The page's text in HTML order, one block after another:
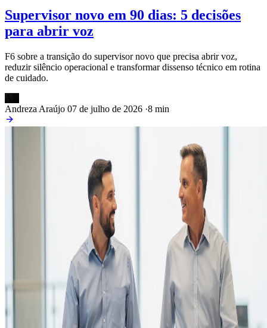
Supervisor novo em 90 dias: 5 decisões
para abrir voz
F6 sobre a transição do supervisor novo que precisa abrir voz,
reduzir silêncio operacional e transformar dissenso técnico em rotina
de cuidado.
Andreza Araújo 07 de julho de 2026 ·8 min